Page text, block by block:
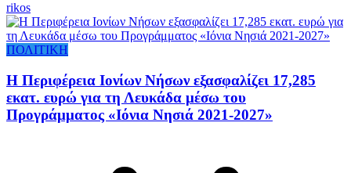
rikos
ΠΟΛΙΤΙΚΗ
Η Περιφέρεια Ιονίων Νήσων εξασφαλίζει 17,285
εκατ. ευρώ για τη Λευκάδα μέσω του
Προγράμματος «Ιόνια Νησιά 2021-2027»